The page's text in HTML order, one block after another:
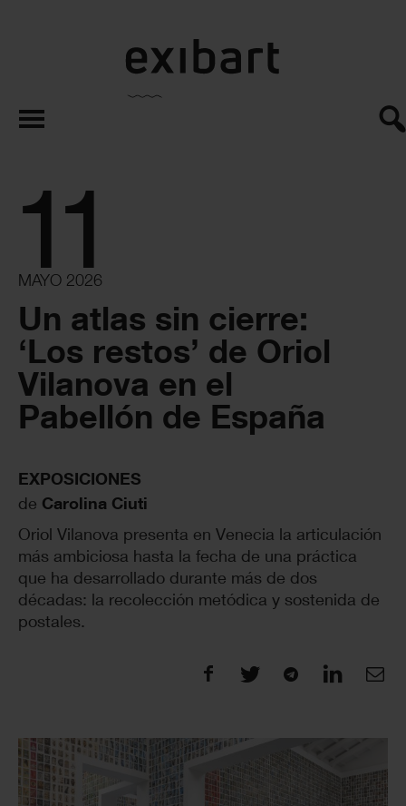
exibart.es
11
MAYO 2026
Un atlas sin cierre:
‘Los restos’ de Oriol
Vilanova en el
Pabellón de España
EXPOSICIONES
de Carolina Ciuti
Oriol Vilanova presenta en Venecia la articulación
más ambiciosa hasta la fecha de una práctica
que ha desarrollado durante más de dos
décadas: la recolección metódica y sostenida de
postales.